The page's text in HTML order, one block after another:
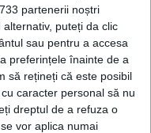
partenerii noștri
puteți da clic
sau pentru a accesa
preferințele înainte de a
să rețineți că este posibil
caracter personal să nu
dreptul de a refuza o
vor aplica numai